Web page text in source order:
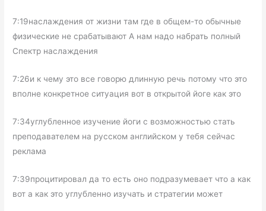
7:19наслаждения от жизни там где в общем-то обычные
физические не срабатывают А нам надо набрать полный
Спектр наслаждения
7:26и к чему это все говорю длинную речь потому что это
вполне конкретное ситуация вот в открытой йоге как это
7:34углубленное изучение йоги с возможностью стать
преподавателем на русском английском у тебя сейчас
реклама
7:39процитировал да то есть оно подразумевает что а как
вот а как это углубленно изучать и стратегии может